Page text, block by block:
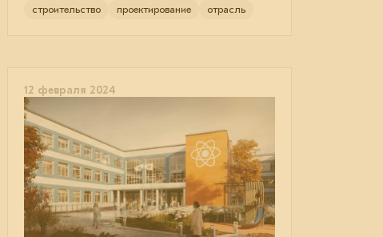
строительство проектирование отрасль
12 февраля 2024